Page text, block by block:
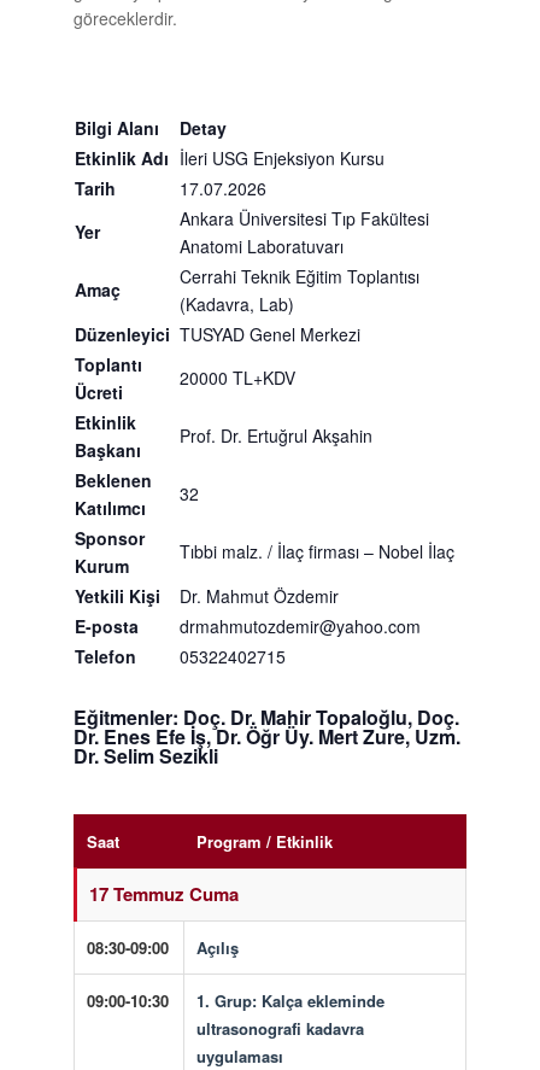
göreceklerdir.
Bilgi Alanı
Detay
Etkinlik Adı İleri USG Enjeksiyon Kursu
Tarih
17.07.2026
Yer
Ankara Üniversitesi Tıp Fakültesi
Anatomi Laboratuvarı
Amaç
Cerrahi Teknik Eğitim Toplantısı
(Kadavra, Lab)
Düzenleyici TUSYAD Genel Merkezi
Toplantı
Ücreti
20000 TL+KDV
Etkinlik
Başkanı
Prof. Dr. Ertuğrul Akşahin
Beklenen
Katılımcı
32
Sponsor
Kurum
Tıbbi malz. / İlaç firması– Nobel İlaç
Yetkili Kişi
Dr. Mahmut Özdemir
E-posta
drmahmutozdemir@yahoo.com
Telefon
05322402715
Eğitmenler: Doç. Dr. Mahir Topaloğlu, Doç.
Dr. Enes Efe İş, Dr. Öğr Üy. Mert Zure, Uzm.
Dr. Selim Sezikli
Saat Program / Etkinlik
17 Temmuz Cuma
08:30-09:00 Açılış
09:00-10:30 1. Grup:Kalça ekleminde
ultrasonografi kadavra
uygulaması